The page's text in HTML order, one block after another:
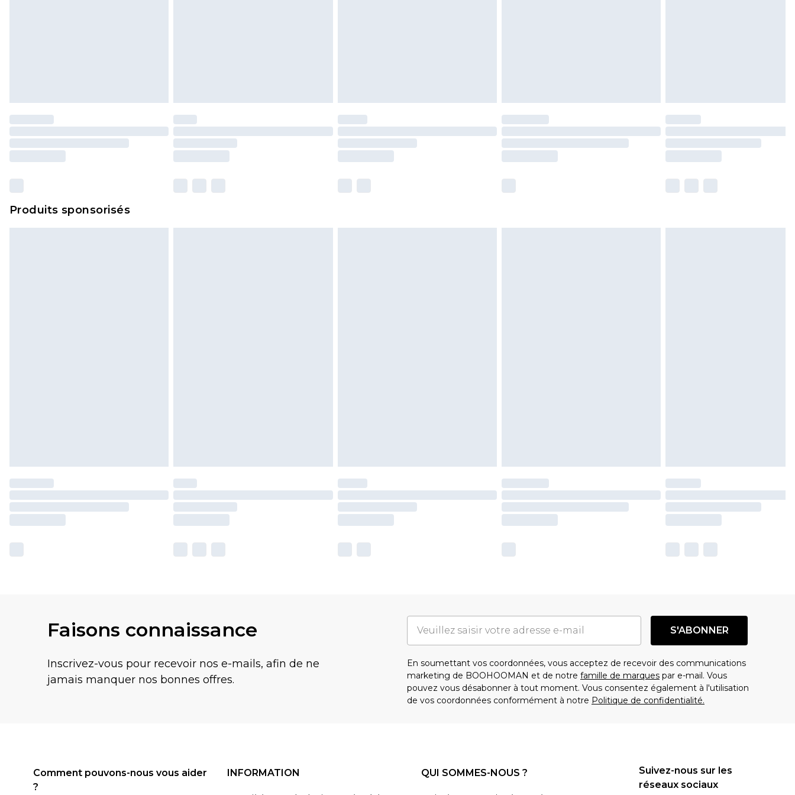
Produits sponsorisés
Faisons connaissance
Inscrivez-vous pour recevoir nos e-mails, afin de ne
jamais manquer nos bonnes offres.
S'ABONNER
En soumettant vos coordonnées, vous acceptez de recevoir des communications
marketing de BOOHOOMAN et de notre famille de marques par e-mail. Vous
pouvez vous désabonner à tout moment. Vous consentez également à l'utilisation
de vos coordonnées conformément à notre Politique de confidentialité.
Comment pouvons-nous vous aider
?
INFORMATION QUI SOMMES-NOUS ?
Suivez-nous sur les
réseaux sociaux